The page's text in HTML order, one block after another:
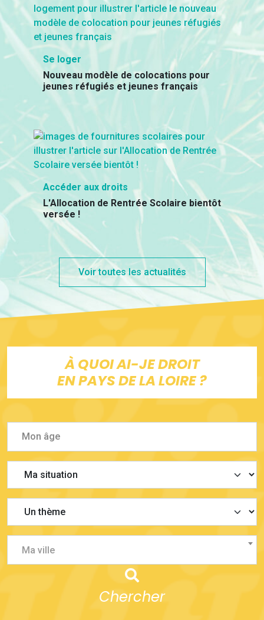
Se loger
Nouveau modèle de colocations pour
jeunes réfugiés et jeunes français
Accéder aux droits
L'Allocation de Rentrée Scolaire bientôt
versée !
Voir toutes les actualités
À QUOI AI-JE DROIT
EN PAYS DE LA LOIRE ?
Ma ville
Chercher